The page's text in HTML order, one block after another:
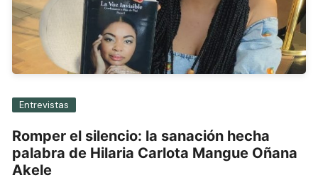
Entrevistas
Romper el silencio: la sanación hecha
palabra de Hilaria Carlota Mangue Oñana
Akele